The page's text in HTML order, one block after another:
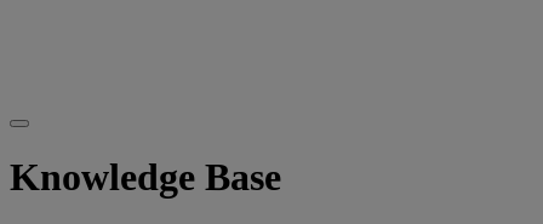
Knowledge Base